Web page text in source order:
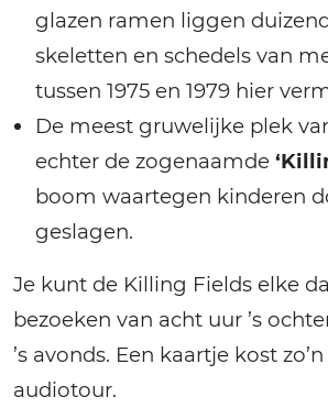
glazen ramen liggen
skeletten en schedels van
tussen 1975 en 1979 hier
De meest gruwelijke plek
echter de zogenaamde
boom waartegen kinderen
geslagen.
Je kunt de Killing Fields elke
bezoeken van acht uur ’s
’s avonds. Een kaartje kost
audiotour.